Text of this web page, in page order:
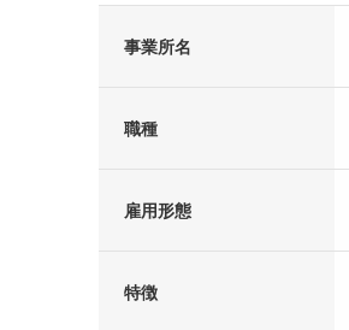
事業所名
職種
雇用形態
特徴